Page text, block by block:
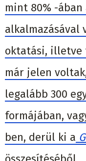
mint 80% -ában
alkalmazásával
oktatási, illetve
már jelen
legalább 300
formájában,
ben, derül ki a